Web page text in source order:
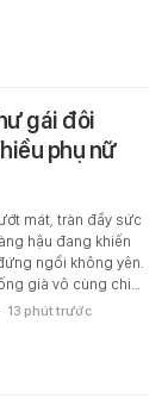
gái đôi
phụ nữ
mát, tràn đầy sức
hậu đang khiến
ngồi không yên.
già vô cùng chi…
13 phút trước